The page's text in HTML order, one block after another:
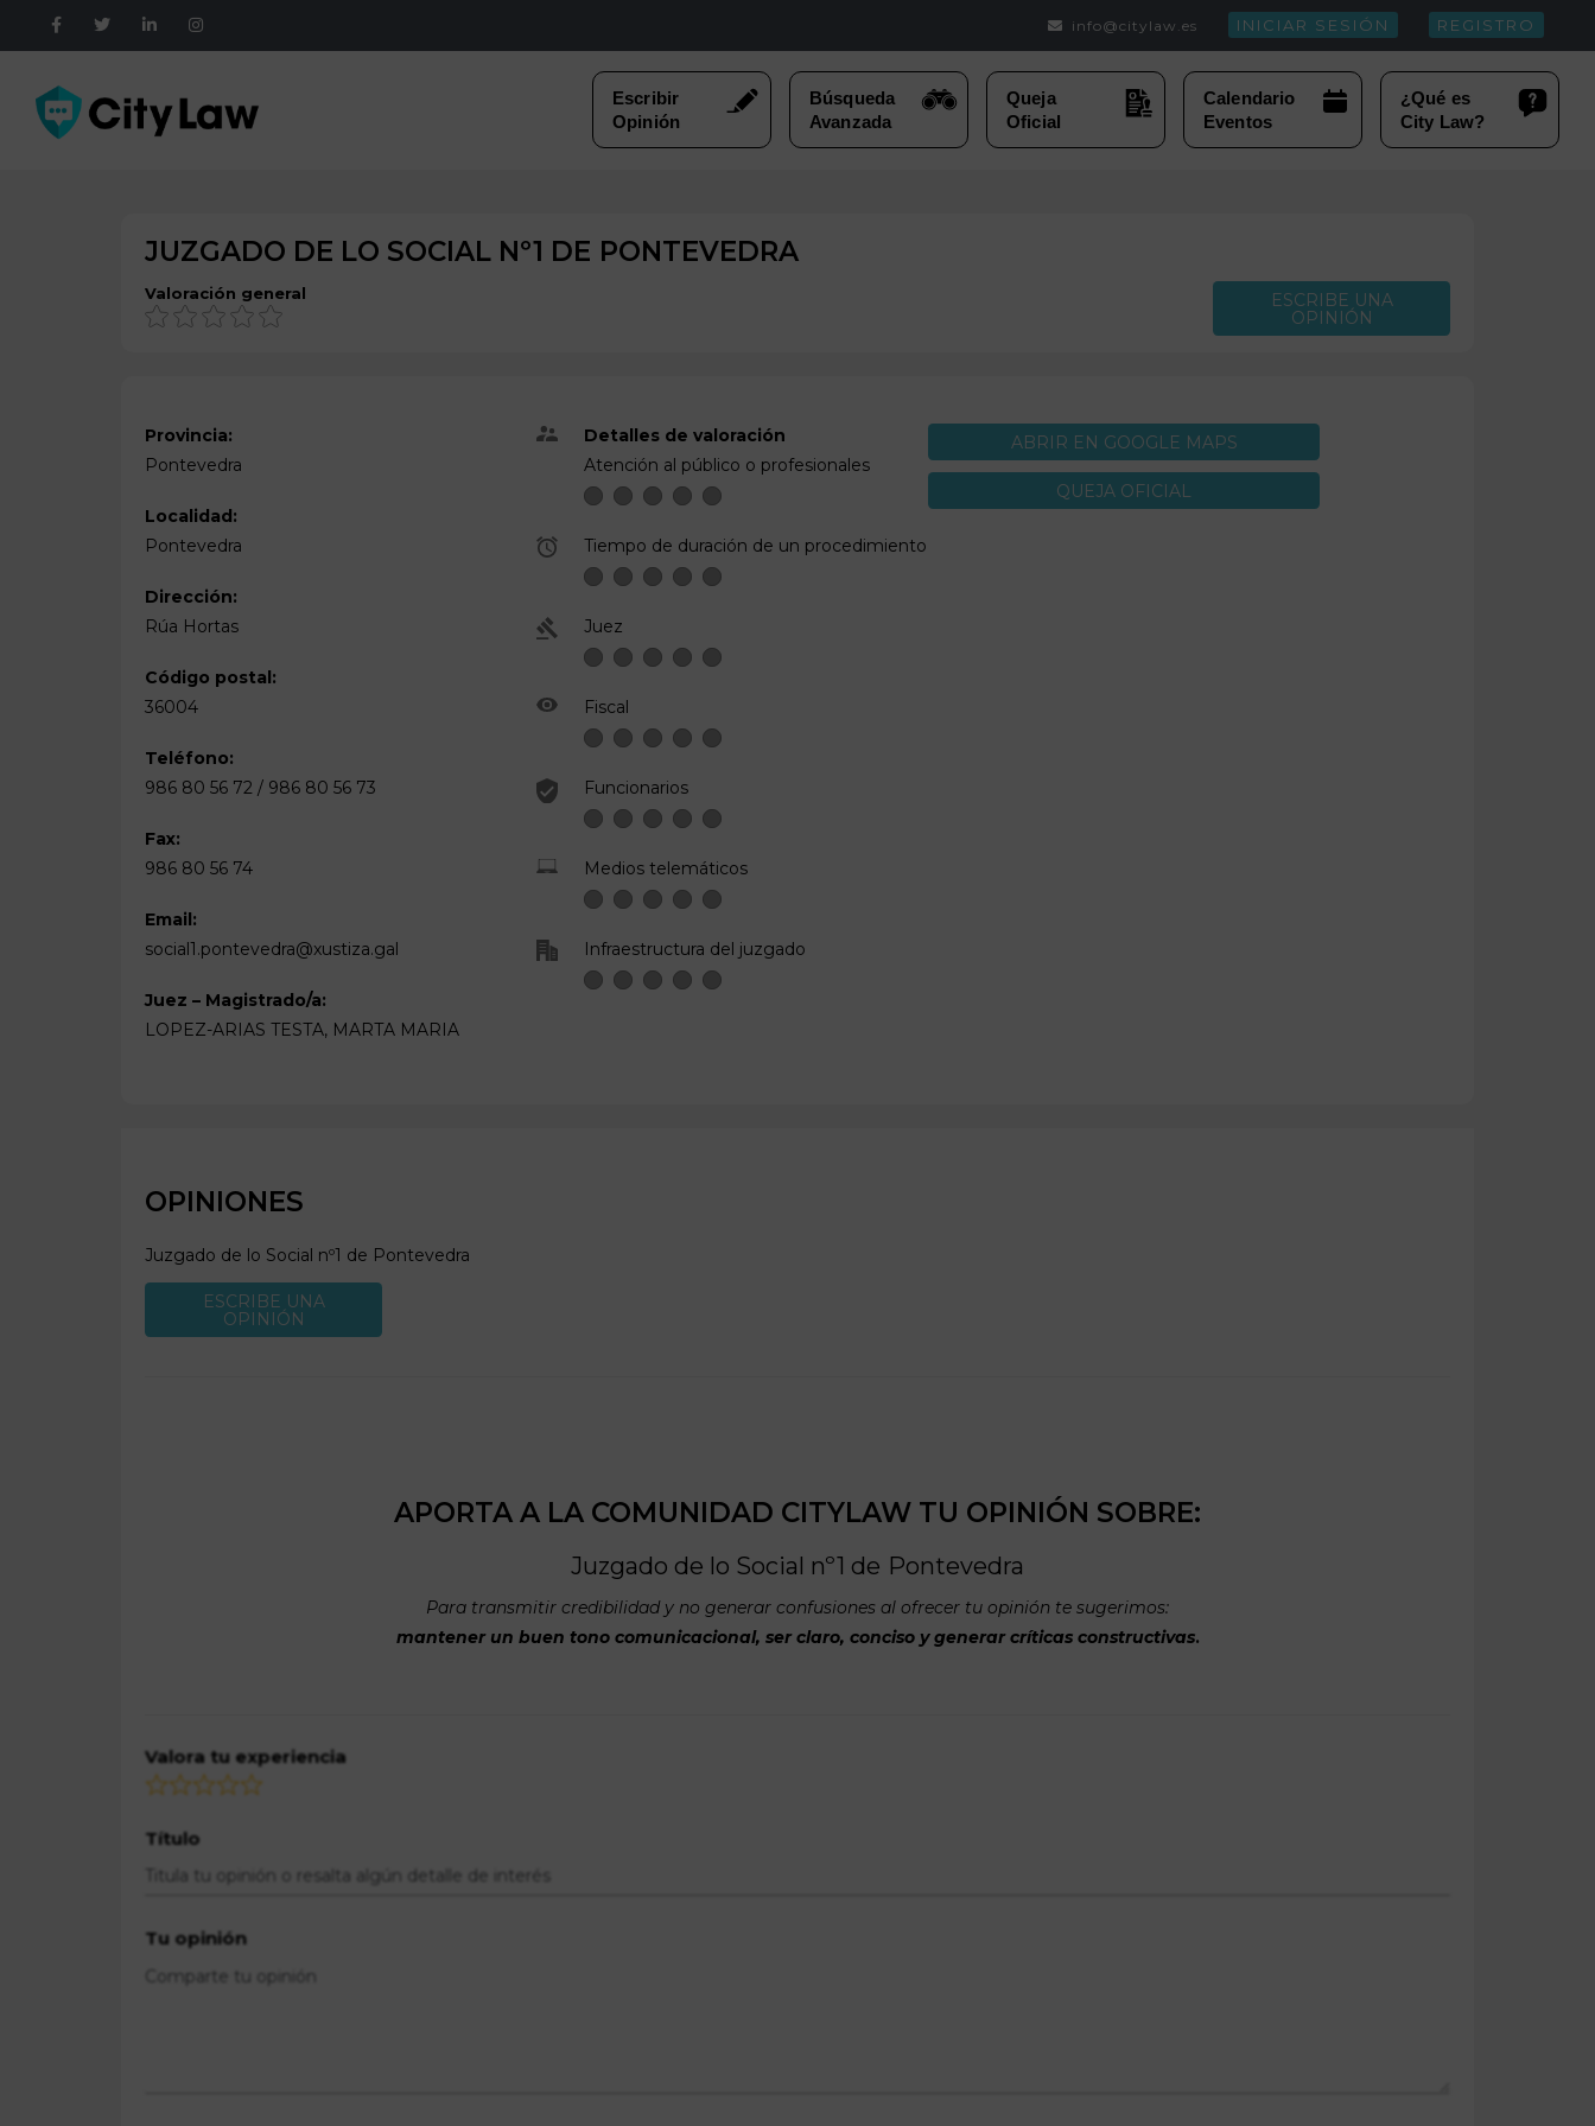
INICIAR SESIÓN REGISTRO
info@citylaw.es
JUZGADO DE LO SOCIAL Nº1 DE PONTEVEDRA
Valoración general
ESCRIBE UNA
OPINIÓN
Provincia:
Pontevedra
Localidad:
Pontevedra
Dirección:
Rúa Hortas
Código postal:
36004
Teléfono:
986 80 56 72 / 986 80 56 73
Fax:
986 80 56 74
Email:
social1.pontevedra@xustiza.gal
Juez – Magistrado/a:
LOPEZ-ARIAS TESTA, MARTA MARIA
Detalles de valoración
Atención al público o profesionales
Tiempo de duración de un procedimiento
Juez
Fiscal
Funcionarios
Medios telemáticos
Infraestructura del juzgado
ABRIR EN GOOGLE MAPS
QUEJA OFICIAL
OPINIONES
Juzgado de lo Social nº1 de Pontevedra
ESCRIBE UNA
OPINIÓN
APORTA A LA COMUNIDAD CITYLAW TU OPINIÓN SOBRE:
Juzgado de lo Social nº1 de Pontevedra
Para transmitir credibilidad y no generar confusiones al ofrecer tu opinión te sugerimos:
mantener un buen tono comunicacional, ser claro, conciso y generar críticas constructivas.
Valora tu experiencia
Título
Tu opinión